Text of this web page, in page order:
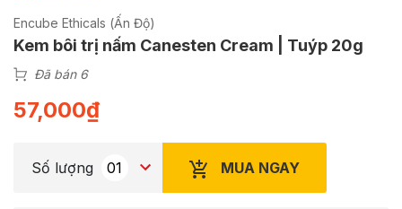
Encube Ethicals (Ấn Độ)
Kem bôi trị nấm Canesten Cream | Tuýp 20g
Đã bán 6
57,000₫
Số lượng MUA NGAY